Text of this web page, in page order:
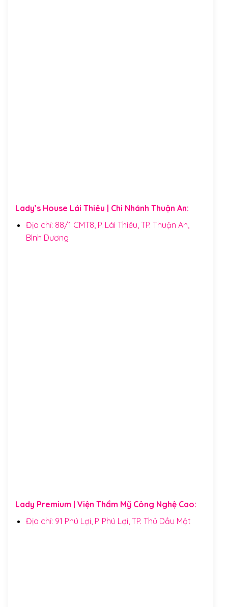
Lady’s House Lái Thiêu | Chi Nhánh Thuận An:
Địa chỉ: 88/1 CMT8, P. Lái Thiêu, TP. Thuận An,
Bình Dương
Lady Premium | Viện Thẩm Mỹ Công Nghệ Cao:
Địa chỉ: 91 Phú Lợi, P. Phú Lợi, TP. Thủ Dầu Một